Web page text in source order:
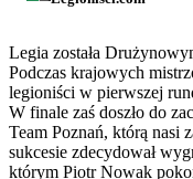
Legia została
Podczas krajowych
legioniści w pierwszej
W finale zaś doszło do
Team Poznań, którą
sukcesie zdecydował
którym Piotr Nowak